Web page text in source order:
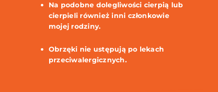
Na podobne dolegliwości cierpią lub
cierpieli również inni członkowie
mojej rodziny.
Obrzęki nie ustępują po lekach
przeciwalergicznych.